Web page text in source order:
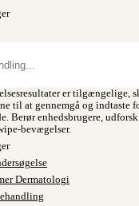
er tilgængelige,
til at gennemgå og indtaste
Berør enhedsbrugere,
bevægelser.
Dermatologi